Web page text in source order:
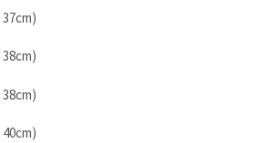
37cm)
38cm)
38cm)
40cm)